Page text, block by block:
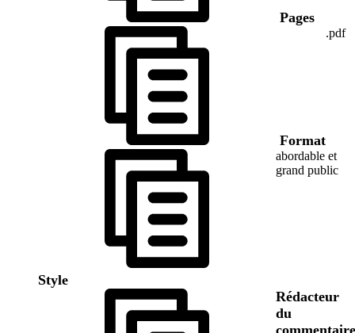
Pages
Format
.pdf
Style
abordable et
grand public
Rédacteur
du
commentaire